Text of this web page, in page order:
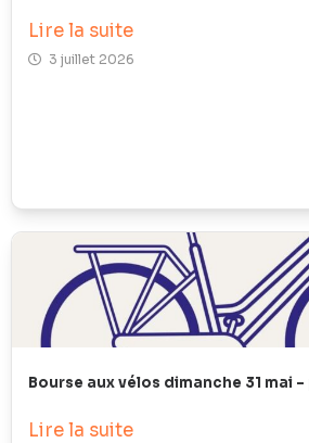
Lire la suite
3 juillet 2026
Bourse aux vélos dimanche 31 mai
Lire la suite